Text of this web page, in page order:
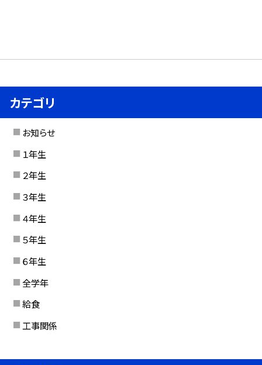
カテゴリ
お知らせ
１年生
２年生
３年生
４年生
５年生
６年生
全学年
給食
工事関係